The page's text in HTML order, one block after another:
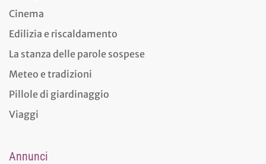
Cinema
Edilizia e riscaldamento
La stanza delle parole sospese
Meteo e tradizioni
Pillole di giardinaggio
Viaggi
Annunci